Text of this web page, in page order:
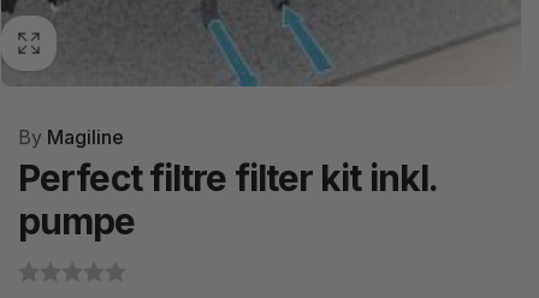
By Magiline
Perfect filtre filter kit inkl.
pumpe